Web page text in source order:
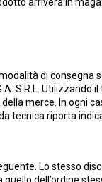
di consegna
S.R.L. Utilizzando
merce. In ogni
tecnica riporta
Lo stesso